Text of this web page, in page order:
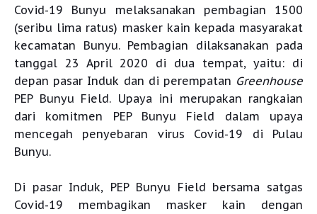
Covid-19 Bunyu melaksanakan pembagian 1500
(seribu lima ratus) masker kain kepada masyarakat
kecamatan Bunyu. Pembagian dilaksanakan pada
tanggal 23 April 2020 di dua tempat, yaitu: di
depan pasar Induk dan di perempatan Greenhouse
PEP Bunyu Field. Upaya ini merupakan rangkaian
dari komitmen PEP Bunyu Field dalam upaya
mencegah penyebaran virus Covid-19 di Pulau
Bunyu.
Di pasar Induk, PEP Bunyu Field bersama satgas
Covid-19 membagikan masker kain dengan